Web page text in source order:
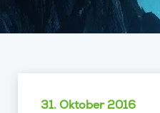
31. Oktober 2016